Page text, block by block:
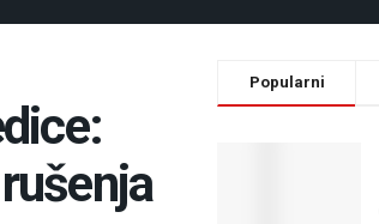
Popularni